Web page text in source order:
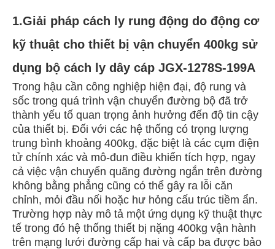
1.Giải pháp cách ly rung động do động cơ
kỹ thuật cho thiết bị vận chuyển 400kg sử
dụng bộ cách ly dây cáp JGX-1278S-199A
Trong hậu cần công nghiệp hiện đại, độ rung và
sốc trong quá trình vận chuyển đường bộ đã trở
thành yếu tố quan trọng ảnh hưởng đến độ tin cậy
của thiết bị. Đối với các hệ thống có trọng lượng
trung bình khoảng 400kg, đặc biệt là các cụm điện
tử chính xác và mô-đun điều khiển tích hợp, ngay
cả việc vận chuyển quãng đường ngắn trên đường
không bằng phẳng cũng có thể gây ra lỗi căn
chỉnh, mỏi đầu nối hoặc hư hỏng cấu trúc tiềm ẩn.
Trường hợp này mô tả một ứng dụng kỹ thuật thực
tế trong đó hệ thống thiết bị nặng 400kg vận hành
trên mạng lưới đường cấp hai và cấp ba được bảo